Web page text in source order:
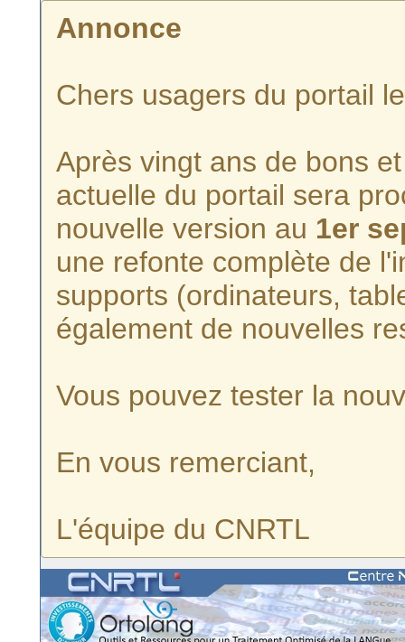
Annonce
Chers usagers du portail
Après vingt ans de bons
actuelle du portail sera
nouvelle version au 1er
une refonte complète de
supports (ordinateurs,
également de nouvelles
Vous pouvez tester la
En vous remerciant,
L'équipe du CNRTL